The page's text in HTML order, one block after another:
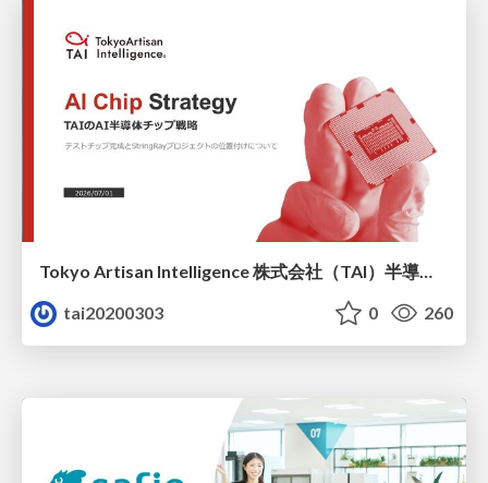
Tokyo Artisan Intelligence 株式会社（TAI）半導体戦略_最新版
tai20200303
0 260